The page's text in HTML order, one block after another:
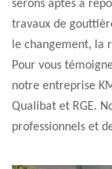
serons aptes à
travaux de
le changement, la
Pour vous
notre entreprise
Qualibat et RGE.
professionnels et